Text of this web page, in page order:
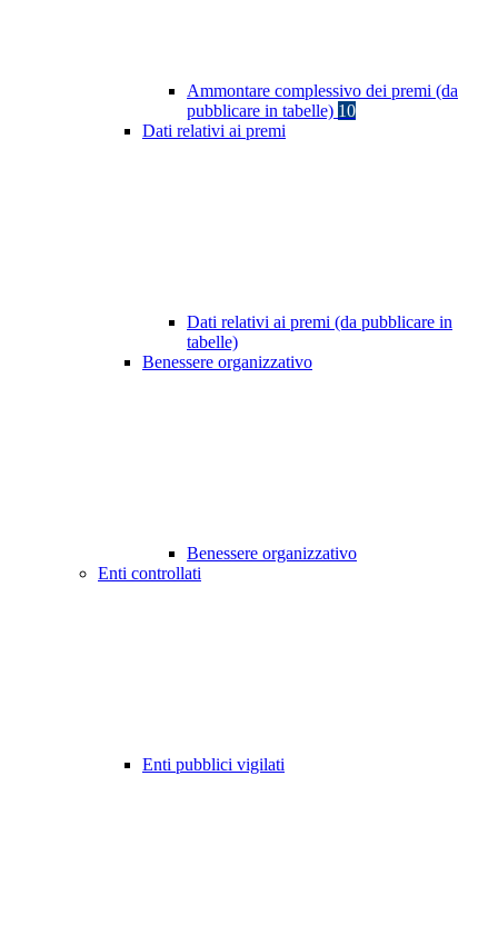
Ammontare complessivo dei premi (da
pubblicare in tabelle) 10
Dati relativi ai premi
Dati relativi ai premi (da pubblicare in
tabelle)
Benessere organizzativo
Benessere organizzativo
Enti controllati
Enti pubblici vigilati